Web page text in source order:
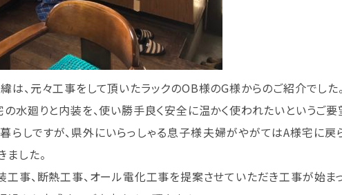
は、元々工事をして頂いたラックのOB様のG様からのご紹介でした。
水廻りと内装を、使い勝手良く安全に温かく使われたいというご要
らしですが、県外にいらっしゃる息子様夫婦がやがてはA様宅に戻
した。
工事、断熱工事、オール電化工事を提案させていただき工事が始まっ